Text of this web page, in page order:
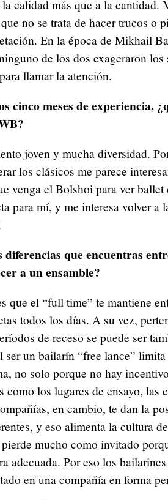
calidad más que a la cantidad.
no se trata de hacer trucos o
En la época de Mikhail
de los dos exageraron
llamar la atención.
cinco meses de experiencia,
joven y mucha diversidad.
los clásicos me parece
venga el Bolshoi para ver ballet
para mí, y me interesa volver a
diferencias que encuentras
a un ensamble?
que el “full time” te mantiene
todos los días. A su vez,
de receso se puede ser
ser un bailarín “free lance”
no solo porque no hay
como los lugares de ensayo, las
en cambio, te dan la
y eso alimenta la cultura
mucho como invitado
adecuada. Por eso los
en una compañía en forma